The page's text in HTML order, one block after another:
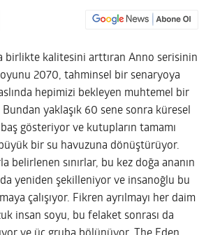
birlikte kalitesini arttıran Anno serisinin
oyunu 2070, tahminsel bir senaryoya
aslında hepimizi bekleyen muhtemel bir
yaklaşık 60 sene sonra küresel
baş gösteriyor ve kutupların tamamı
bir su havuzuna dönüştürüyor.
belirlenen sınırlar, bu kez doğa ananın
yeniden şekilleniyor ve insanoğlu bu
çalışıyor. Fikren ayrılmayı her daim
insan soyu, bu felaket sonrası da